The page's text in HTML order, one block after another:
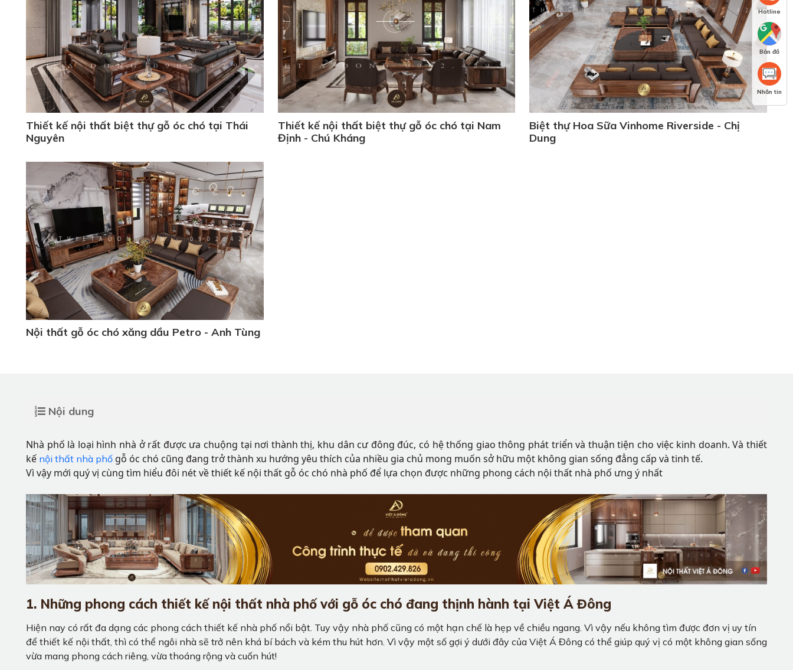
Thiết kế nội thất biệt thự gỗ óc chó tại Thái
Nguyên
Thiết kế nội thất biệt thự gỗ óc chó tại Nam
Định - Chú Kháng
Biệt thự Hoa Sữa Vinhome Riverside - Chị
Dung
Nội thất gỗ óc chó xăng dầu Petro - Anh Tùng
Nội dung
Nhà phố là loại hình nhà ở rất được ưa chuộng tại nơi thành thị, khu dân cư đông đúc, có hệ thống giao thông phát triển và thuận tiện cho việc kinh doanh. Và thiết
kế nội thất nhà phố gỗ óc chó cũng đang trở thành xu hướng yêu thích của nhiều gia chủ mong muốn sở hữu một không gian sống đẳng cấp và tinh tế.
Vì vậy mới quý vị cùng tìm hiểu đôi nét về thiết kế nội thất gỗ óc chó nhà phố để lựa chọn được những phong cách nội thất nhà phố ưng ý nhất
1. Những phong cách thiết kế nội thất nhà phố với gỗ óc chó đang thịnh hành tại Việt Á Đông
Hiện nay có rất đa dạng các phong cách thiết kế nhà phố nổi bật. Tuy vậy nhà phố cũng có một hạn chế là hẹp về chiều ngang. Vì vậy nếu không tìm được đơn vị uy tín
để thiết kế nội thất, thì có thể ngôi nhà sẽ trở nên khá bí bách và kém thu hút hơn. Vì vậy một số gợi ý dưới đây của Việt Á Đông có thể giúp quý vị có một không gian sống
vừa mang phong cách riêng, vừa thoáng rộng và cuốn hút!
Hotline
Bản đồ
Nhắn tin